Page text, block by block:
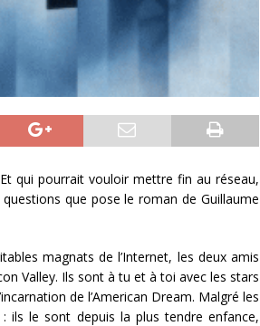
qui pourrait vouloir mettre fin au réseau,
que pose le roman de Guillaume
magnats de l’Internet, les deux amis
Valley. Ils sont à tu et à toi avec les stars
de l’American Dream. Malgré les
ils le sont depuis la plus tendre enfance,